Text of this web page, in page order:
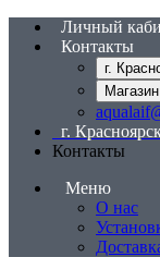
Личный
Контакты
г.
г.
Контакты
Меню
О нас